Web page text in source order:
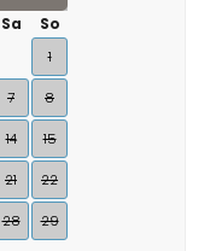
Sa
So
1
7 8
14 15
21 22
28 29